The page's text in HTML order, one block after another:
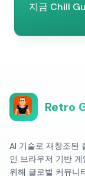
지금 Chill
Retro
AI 기술로 재창조된
인 브라우저 기반
위해 글로벌 커뮤니